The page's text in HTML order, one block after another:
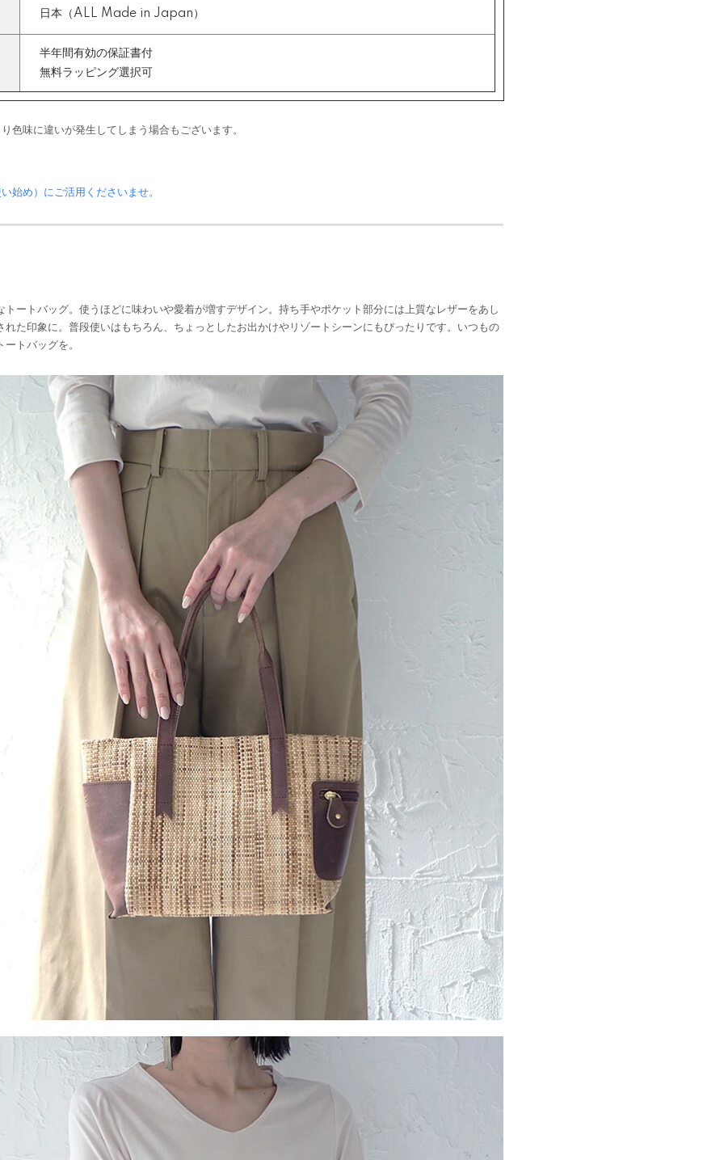
日本（ALL Made in Japan）
半年間有効の保証書付
無料ラッピング選択可
色味に違いが発生してしまう場合もございます。
始め）にご活用くださいませ。
トートバッグ。使うほどに味わいや愛着が増すデザイン。持ち手やポケット部分には上質なレザーをあし
れた印象に。普段使いはもちろん、ちょっとしたお出かけやリゾートシーンにもぴったりです。いつもの
トバッグを。